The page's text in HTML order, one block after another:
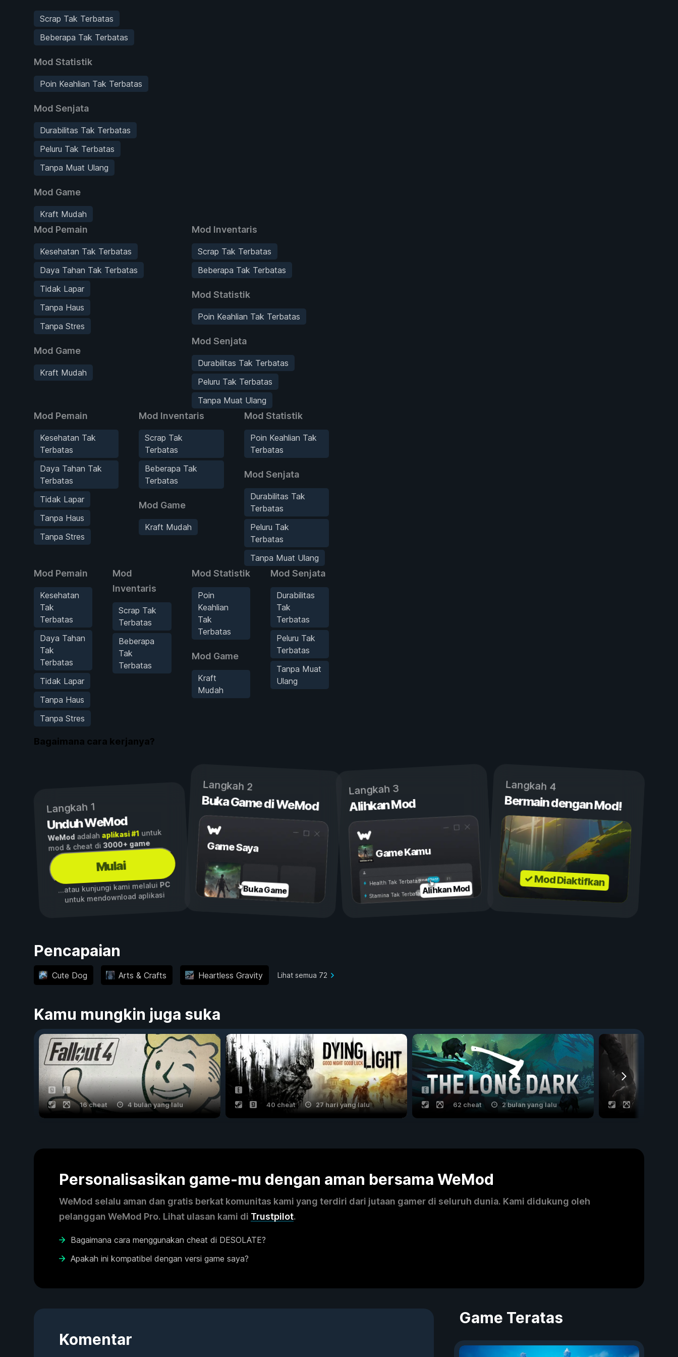
Scrap Tak Terbatas
Beberapa Tak Terbatas
Mod Statistik
Poin Keahlian Tak Terbatas
Mod Senjata
Durabilitas Tak Terbatas
Peluru Tak Terbatas
Tanpa Muat Ulang
Mod Game
Kraft Mudah
Mod Pemain
Kesehatan Tak Terbatas
Daya Tahan Tak Terbatas
Tidak Lapar
Tanpa Haus
Tanpa Stres
Mod Game
Kraft Mudah
Mod Inventaris
Scrap Tak Terbatas
Beberapa Tak Terbatas
Mod Statistik
Poin Keahlian Tak Terbatas
Mod Senjata
Durabilitas Tak Terbatas
Peluru Tak Terbatas
Tanpa Muat Ulang
Mod Pemain
Kesehatan Tak
Terbatas
Daya Tahan Tak
Terbatas
Tidak Lapar
Tanpa Haus
Tanpa Stres
Mod Inventaris
Scrap Tak
Terbatas
Beberapa Tak
Terbatas
Mod Game
Kraft Mudah
Mod Statistik
Poin Keahlian Tak
Terbatas
Mod Senjata
Durabilitas Tak
Terbatas
Peluru Tak
Terbatas
Tanpa Muat Ulang
Mod Pemain
Kesehatan
Tak
Terbatas
Daya Tahan
Tak
Terbatas
Tidak Lapar
Tanpa Haus
Tanpa Stres
Mod
Inventaris
Scrap Tak
Terbatas
Beberapa
Tak
Terbatas
Mod Statistik
Poin
Keahlian
Tak
Terbatas
Mod Game
Kraft
Mudah
Mod Senjata
Durabilitas
Tak
Terbatas
Peluru Tak
Terbatas
Tanpa Muat
Ulang
Bagaimana cara kerjanya?
Langkah 1
Unduh WeMod
WeMod adalah aplikasi #1untuk
mod & cheat di3000+ game
Mulai
...atau kunjungi kami melalui PC
untuk mendownload aplikasi
Langkah 2
Buka Game di WeMod
Game Saya
Buka Game
Langkah 3
Alihkan Mod
Game Kamu
Aktif
Nonaktif
Health Tak Terbatas
Stamina Tak TerbatasAlihkan Mod
Langkah 4
Bermain dengan Mod!
✓ Mod Diaktifkan
Pencapaian
Cute Dog Arts & Crafts Heartless Gravity Lihat semua 72
Kamu mungkin juga suka
16 cheat 4 bulan yang lalu 40 cheat 27 hari yang lalu 62 cheat 2 bulan yang lalu
Personalisasikan game-mu dengan aman bersama WeMod
WeMod selalu aman dan gratis berkat komunitas kami yang terdiri dari jutaan gamer di seluruh dunia. Kami didukung oleh
pelanggan WeMod Pro. Lihat ulasan kami di Trustpilot.
Bagaimana cara menggunakan cheat di DESOLATE?
Apakah ini kompatibel dengan versi game saya?
Komentar
Game Teratas